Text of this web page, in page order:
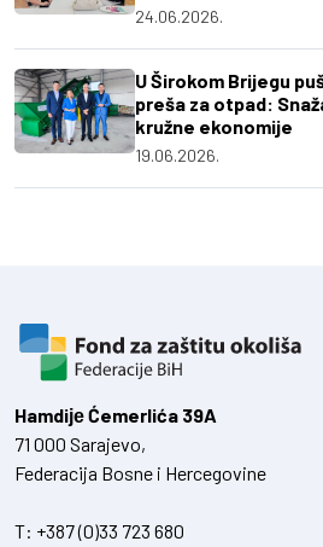
24.06.2026.
U Širokom Brijegu
preša za otpad:
kružne ekonomije
19.06.2026.
Hamdiје Ćemerlića 39A
71 000 Sarajevo,
Federacija Bosne i Hercegovine
T: +387 (0)33 723 680